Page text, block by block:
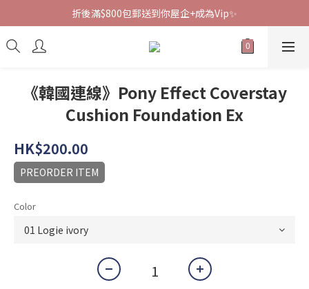
折後滿$800包郵送到你屋企+成為Vip✨
《韓國連線》Pony Effect Coverstay
Cushion Foundation Ex
HK$200.00
PREORDER ITEM
Color